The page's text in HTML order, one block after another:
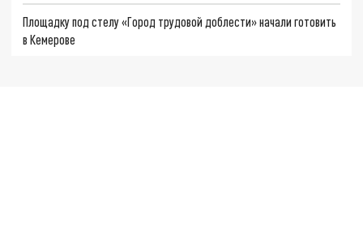
Площадку под стелу «Город трудовой доблести» начали готовить
в Кемерове